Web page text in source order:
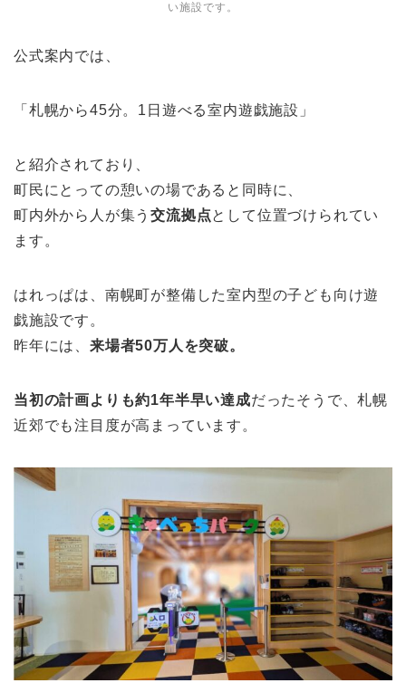
い施設です。
公式案内では、
「札幌から45分。1日遊べる室内遊戯施設」
と紹介されており、
町民にとっての憩いの場であると同時に、
町内外から人が集う交流拠点として位置づけられてい
ます。
はれっぱは、南幌町が整備した室内型の子ども向け遊
戯施設です。
昨年には、 来場者50万人を突破。
当初の計画よりも約1年半早い達成だったそうで、札幌
近郊でも注目度が高まっています。